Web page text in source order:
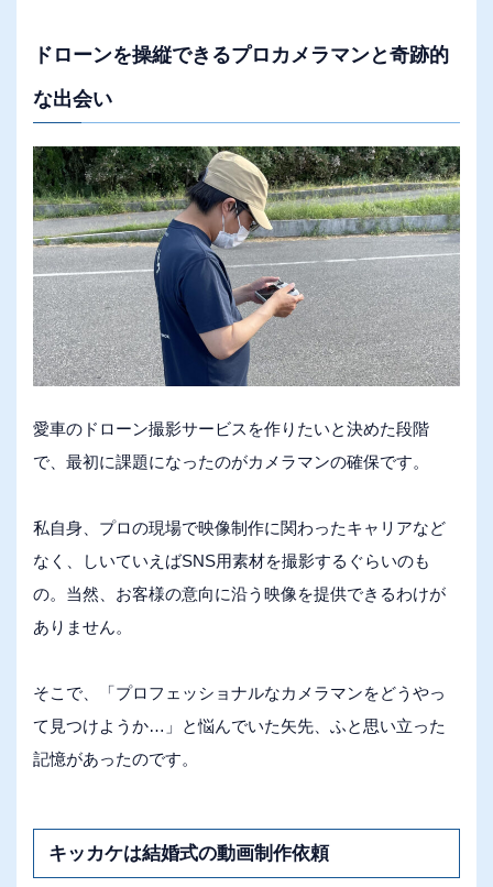
ドローンを操縦できるプロカメラマンと奇跡的
な出会い
愛車のドローン撮影サービスを作りたいと決めた段階
で、最初に課題になったのがカメラマンの確保です。
私自身、プロの現場で映像制作に関わったキャリアなど
なく、しいていえばSNS用素材を撮影するぐらいのも
の。当然、お客様の意向に沿う映像を提供できるわけが
ありません。
そこで、「プロフェッショナルなカメラマンをどうやっ
て見つけようか…」と悩んでいた矢先、ふと思い立った
記憶があったのです。
キッカケは結婚式の動画制作依頼